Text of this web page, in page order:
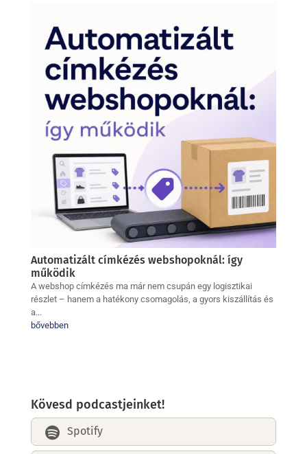
Automatizált címkézés webshopoknál: így
működik
A webshop címkézés ma már nem csupán egy logisztikai
részlet – hanem a hatékony csomagolás, a gyors kiszállítás és
a...
bővebben
Kövesd podcastjeinket!
 Spotify